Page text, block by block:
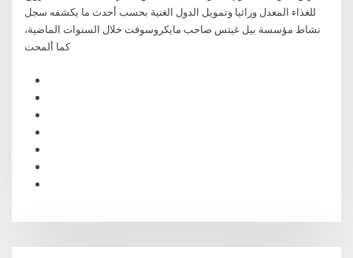
للغذاء المعدل وراثيا وتمويل الدول الغنية بحسب أحدث ما يكشفه سجل
نشاط مؤسسة بيل غيتس صاحب مايكروسوفت خلال السنوات الماضية،
كما ألمحت